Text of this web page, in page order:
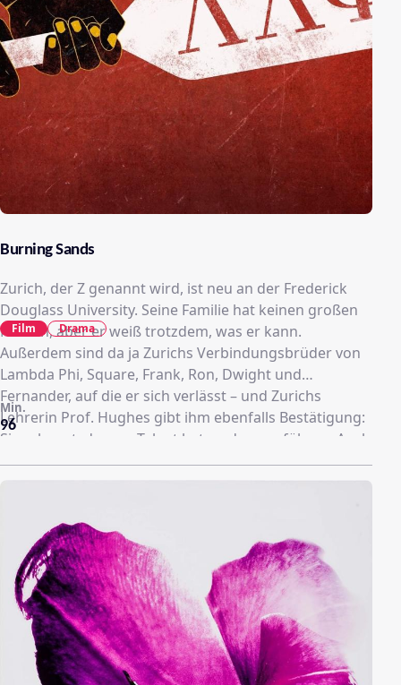
Burning Sands
Zurich, der Z genannt wird, ist neu an der Frederick
Douglass University. Seine Familie hat keinen großen
Namen, aber er weiß trotzdem, was er kann.
Außerdem sind da ja Zurichs Verbindungsbrüder von
Lambda Phi, Square, Frank, Ron, Dwight und
Fernander, auf die er sich verlässt – und Zurichs
Lehrerin Prof. Hughes gibt ihm ebenfalls Bestätigung:
Sie erkennt, dass er Talent hat, andere zu führen. Auch
in der Liebe läuft es: Die Beziehung mit seiner
Freundin Rochon könnte auf die nächste Stufe
Klassenkameradin Angel. Doch der studentische Alltag
wird massiv getrübt, als Z zur Einführung in die
Verbindung brutale Prüfungen über sich ergehen
lassen muss. Der Student überlegt schließlich, die
Rituale öffentlich anzuprangern...
96
Min.
Film Drama